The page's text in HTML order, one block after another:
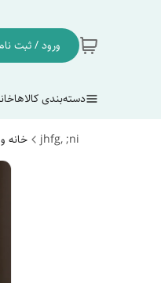
ورود / ثبت
دسته‌بندی کالاها
jhfg, ;ni خانه